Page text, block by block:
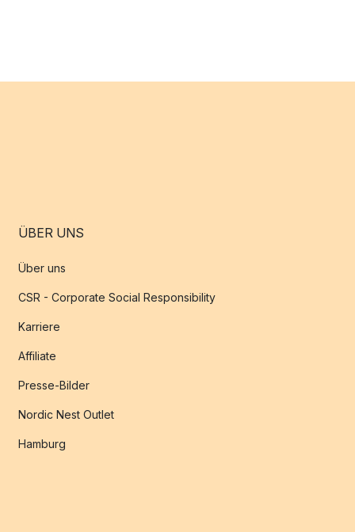
ÜBER UNS
Über uns
CSR - Corporate Social Responsibility
Karriere
Affiliate
Presse-Bilder
Nordic Nest Outlet
Hamburg